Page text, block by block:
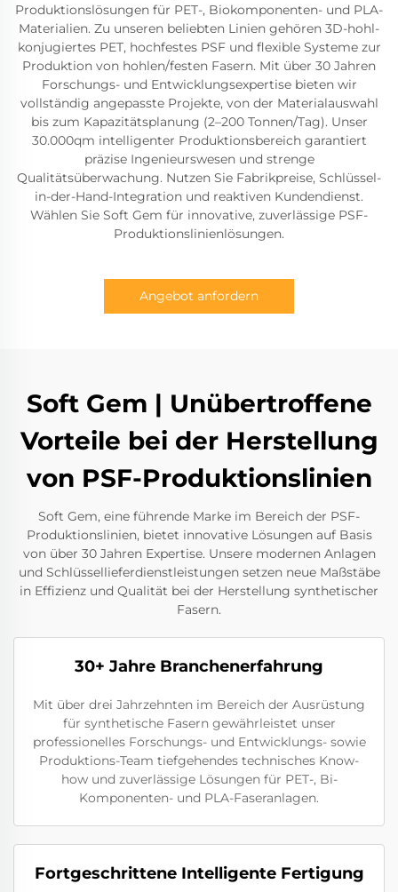
Produktionslösungen für PET-, Biokomponenten- und PLA-
Materialien. Zu unseren beliebten Linien gehören 3D-hohl-
konjugiertes PET, hochfestes PSF und flexible Systeme zur
Produktion von hohlen/festen Fasern. Mit über 30 Jahren
Forschungs- und Entwicklungsexpertise bieten wir
vollständig angepasste Projekte, von der Materialauswahl
bis zum Kapazitätsplanung (2–200 Tonnen/Tag). Unser
30.000qm intelligenter Produktionsbereich garantiert
präzise Ingenieurswesen und strenge
Qualitätsüberwachung. Nutzen Sie Fabrikpreise, Schlüssel-
in-der-Hand-Integration und reaktiven Kundendienst.
Wählen Sie Soft Gem für innovative, zuverlässige PSF-
Produktionslinienlösungen.
Angebot anfordern
Soft Gem | Unübertroffene
Vorteile bei der Herstellung
von PSF-Produktionslinien
Soft Gem, eine führende Marke im Bereich der PSF-
Produktionslinien, bietet innovative Lösungen auf Basis
von über 30 Jahren Expertise. Unsere modernen Anlagen
und Schlüssellieferdienstleistungen setzen neue Maßstäbe
in Effizienz und Qualität bei der Herstellung synthetischer
Fasern.
30+ Jahre Branchenerfahrung
Mit über drei Jahrzehnten im Bereich der Ausrüstung
für synthetische Fasern gewährleistet unser
professionelles Forschungs- und Entwicklungs- sowie
Produktions-Team tiefgehendes technisches Know-
how und zuverlässige Lösungen für PET-, Bi-
Komponenten- und PLA-Faseranlagen.
Fortgeschrittene Intelligente Fertigung